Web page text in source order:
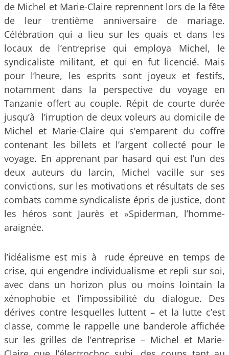
de Michel et Marie-Claire reprennent lors de la fête
de leur trentième anniversaire de mariage.
Célébration qui a lieu sur les quais et dans les
locaux de l’entreprise qui employa Michel, le
syndicaliste militant, et qui en fut licencié. Mais
pour l’heure, les esprits sont joyeux et festifs,
notamment dans la perspective du voyage en
Tanzanie offert au couple. Répit de courte durée
jusqu’à l’irruption de deux voleurs au domicile de
Michel et Marie-Claire qui s’emparent du coffre
contenant les billets et l’argent collecté pour le
voyage. En apprenant par hasard qui est l’un des
deux auteurs du larcin, Michel vacille sur ses
convictions, sur les motivations et résultats de ses
combats comme syndicaliste épris de justice, dont
les héros sont Jaurès et »Spiderman, l’homme-
araignée.
l’idéalisme est mis à rude épreuve en temps de
crise, qui engendre individualisme et repli sur soi,
avec dans un horizon plus ou moins lointain la
xénophobie et l’impossibilité du dialogue. Des
dérives contre lesquelles luttent – et la lutte c’est
classe, comme le rappelle une banderole affichée
sur les grilles de l’entreprise – Michel et Marie-